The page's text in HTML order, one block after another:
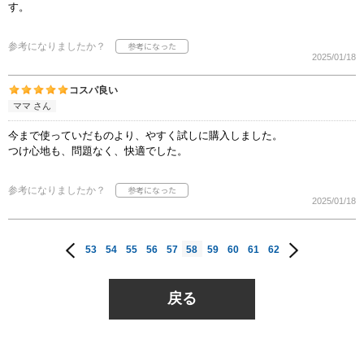
す。
参考になりましたか？
2025/01/18
コスパ良い
ママ さん
今まで使っていだものより、やすく試しに購入しました。
つけ心地も、問題なく、快適でした。
参考になりましたか？
2025/01/18
53 54 55 56 57 58 59 60 61 62
戻る